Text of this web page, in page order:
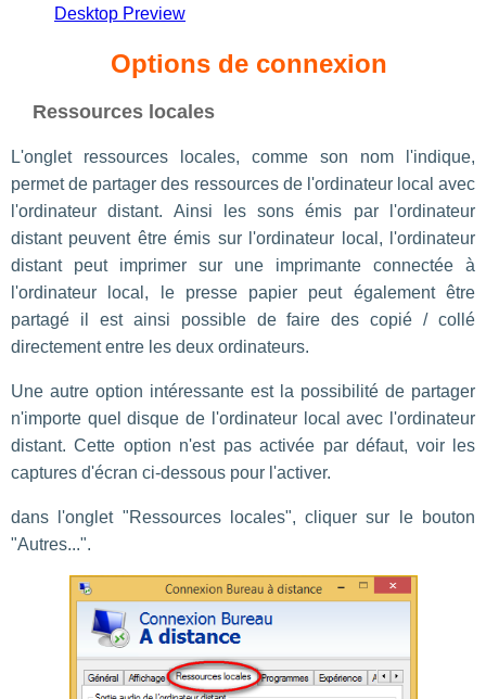
Desktop Preview
Options de connexion
Ressources locales
L'onglet ressources locales, comme son nom l'indique,
permet de partager des ressources de l'ordinateur local avec
l'ordinateur distant. Ainsi les sons émis par l'ordinateur
distant peuvent être émis sur l'ordinateur local, l'ordinateur
distant peut imprimer sur une imprimante connectée à
l'ordinateur local, le presse papier peut également être
partagé il est ainsi possible de faire des copié / collé
directement entre les deux ordinateurs.
Une autre option intéressante est la possibilité de partager
n'importe quel disque de l'ordinateur local avec l'ordinateur
distant. Cette option n'est pas activée par défaut, voir les
captures d'écran ci-dessous pour l'activer.
dans l'onglet "Ressources locales", cliquer sur le bouton
"Autres...".